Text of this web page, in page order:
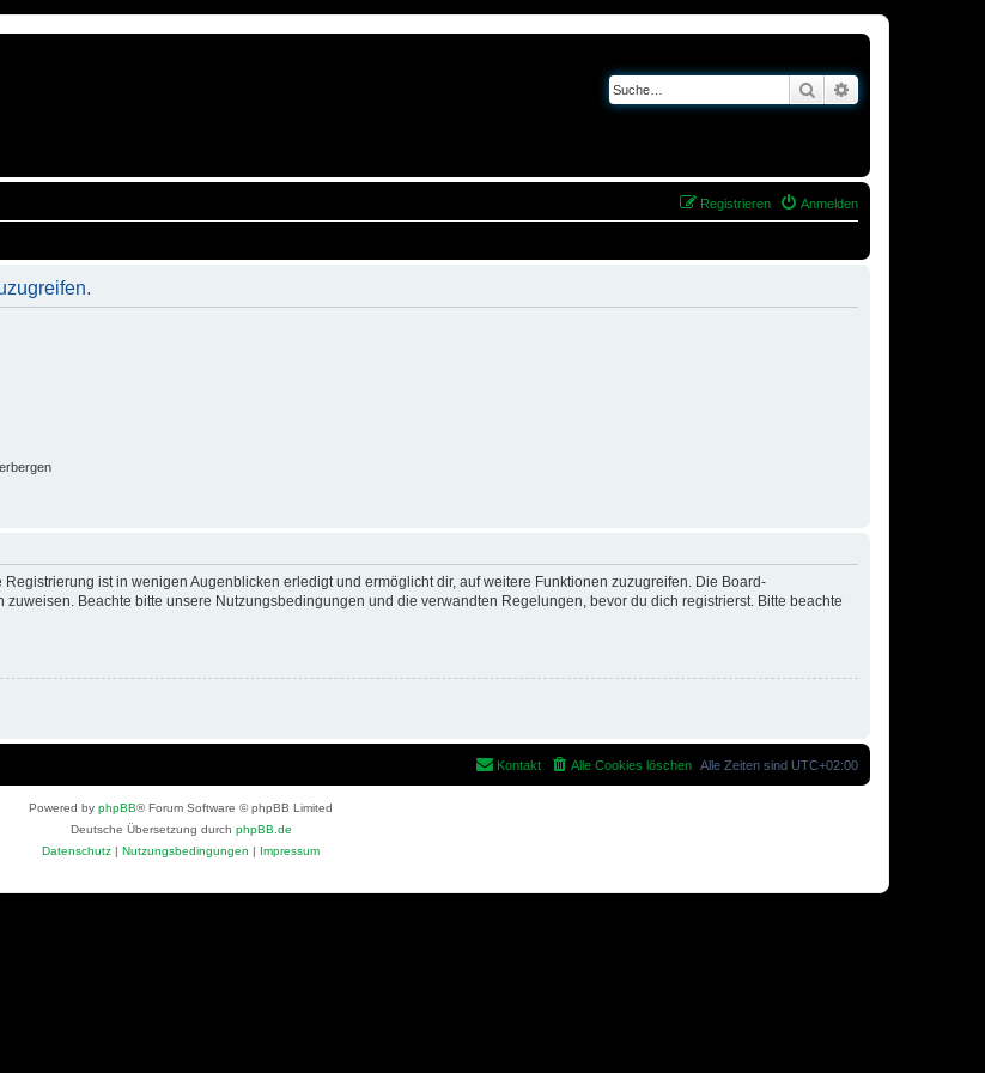
Suche
Anmelden
Registrieren
ist in wenigen Augenblicken erledigt und ermöglicht dir, auf weitere Funktionen zuzugreifen. Die Board-
Beachte bitte unsere Nutzungsbedingungen und die verwandten Regelungen, bevor du dich registrierst. Bitte beachte
Alle Zeiten sind UTC+02:00
Alle Cookies löschen
Kontakt
Powered by phpBB® Forum Software © phpBB Limited
Deutsche Übersetzung durch phpBB.de
Datenschutz | Nutzungsbedingungen | Impressum